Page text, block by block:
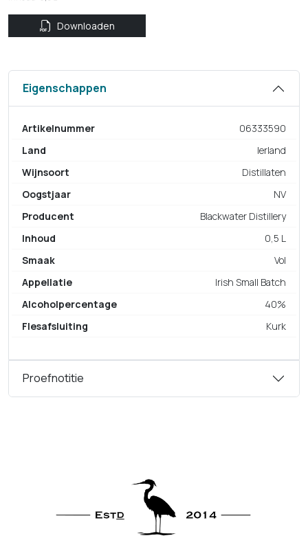
Downloaden
Eigenschappen
Artikelnummer
06333590
Land
Ierland
Wijnsoort
Distillaten
Oogstjaar
NV
Producent
Blackwater Distillery
Inhoud
0,5 L
Smaak
Vol
Appellatie
Irish Small Batch
Alcoholpercentage
40%
Flesafsluiting
Kurk
Proefnotitie